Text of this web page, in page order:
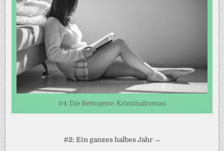
#4: Die Betrogene: Kriminalroman
Beitragsnavigation
#2: Ein ganzes halbes Jahr →